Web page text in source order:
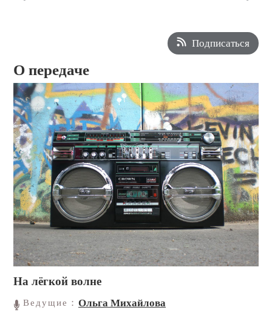
Подписаться
О передаче
На лёгкой волне
Ведущие：Ольга Михайлова